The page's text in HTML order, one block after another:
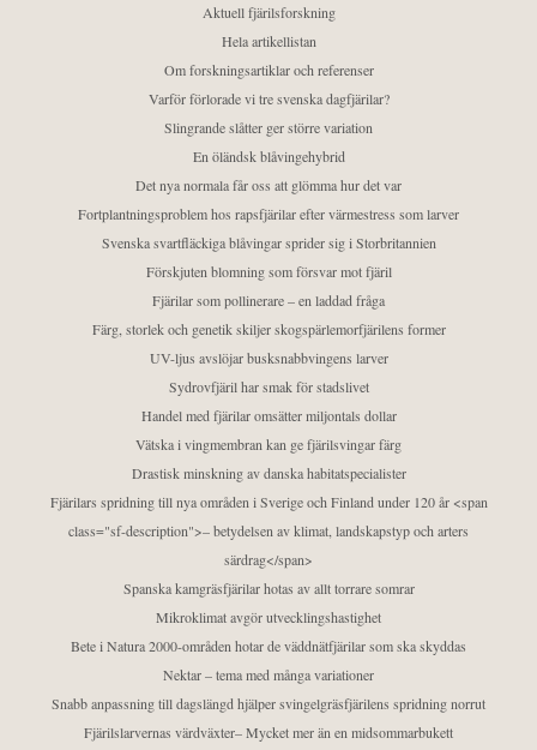
Aktuell fjärilsforskning
Hela artikellistan
Om forskningsartiklar och referenser
Varför förlorade vi tre svenska dagfjärilar?
Slingrande slåtter ger större variation
En öländsk blåvingehybrid
Det nya normala får oss att glömma hur det var
Fortplantningsproblem hos rapsfjärilar efter värmestress som larver
Svenska svartfläckiga blåvingar sprider sig i Storbritannien
Förskjuten blomning som försvar mot fjäril
Fjärilar som pollinerare – en laddad fråga
Färg, storlek och genetik skiljer skogspärlemorfjärilens former
UV-ljus avslöjar busksnabbvingens larver
Sydrovfjäril har smak för stadslivet
Handel med fjärilar omsätter miljontals dollar
Vätska i vingmembran kan ge fjärilsvingar färg
Drastisk minskning av danska habitatspecialister
Fjärilars spridning till nya områden i Sverige och Finland under 120 år <span
class="sf-description">– betydelsen av klimat, landskapstyp och arters
särdrag</span>
Spanska kamgräsfjärilar hotas av allt torrare somrar
Mikroklimat avgör utvecklingshastighet
Bete i Natura 2000-områden hotar de väddnätfjärilar som ska skyddas
Nektar – tema med många variationer
Snabb anpassning till dagslängd hjälper svingelgräsfjärilens spridning norrut
Fjärilslarvernas värdväxter– Mycket mer än en midsommarbukett